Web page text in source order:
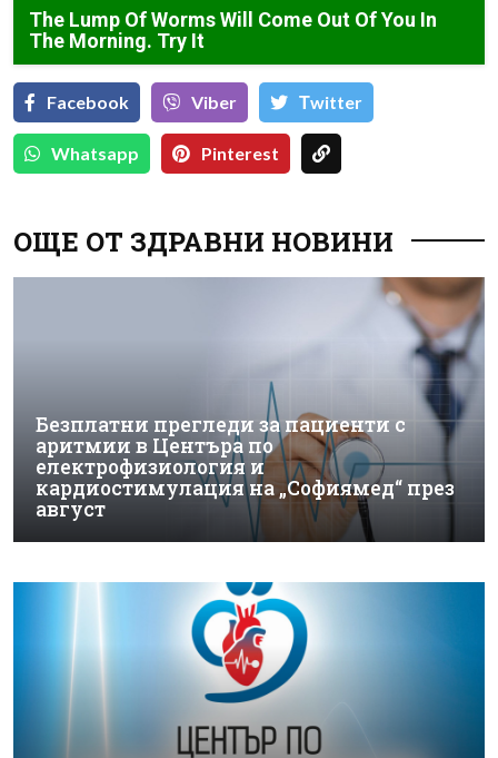
The Lump Of Worms Will Come Out Of You In
The Morning. Try It
Facebook Viber Тwitter
Whatsapp Pinterest
ОЩЕ ОТ ЗДРАВНИ НОВИНИ
Безплатни прегледи за пациенти с
аритмии в Центъра по
електрофизиология и
кардиостимулация на „Софиямед“ през
август